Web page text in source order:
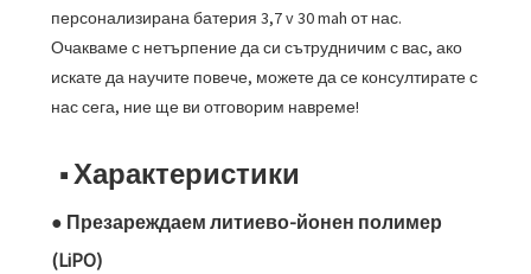
персонализирана батерия 3,7 v 30 mah от нас.
Очакваме с нетърпение да си сътрудничим с вас, ако
искате да научите повече, можете да се консултирате с
нас сега, ние ще ви отговорим навреме!
■ Характеристики
● Презареждаем литиево-йонен полимер
(LiPO)